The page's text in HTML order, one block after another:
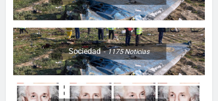
Sociedad 1175Noticias